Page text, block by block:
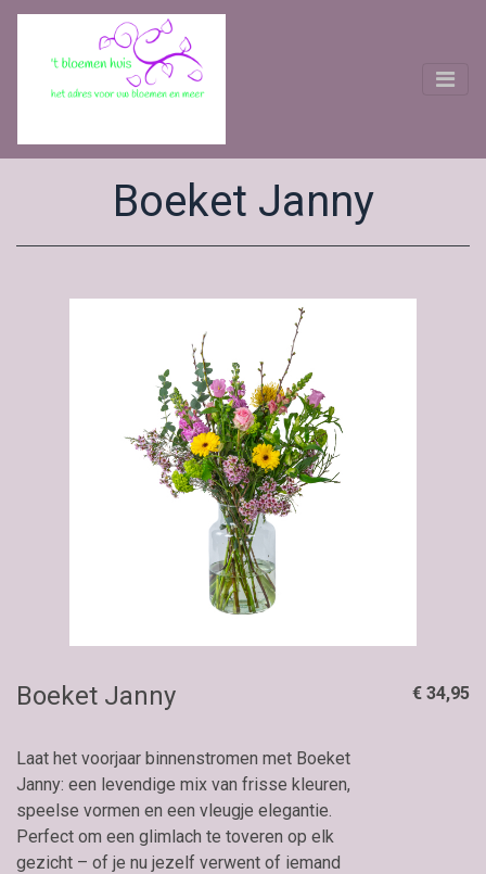
Boeket Janny
Boeket Janny
Laat het voorjaar binnenstromen met Boeket
Janny: een levendige mix van frisse kleuren,
speelse vormen en een vleugje elegantie.
Perfect om een glimlach te toveren op elk
gezicht – of je nu jezelf verwent of iemand
€ 34,95